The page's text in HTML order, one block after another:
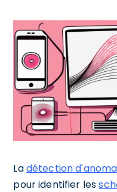
Ladétection
pour identifier les